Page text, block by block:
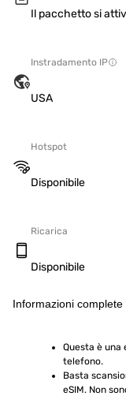
Il pacchetto si
Instradamento IP
USA
Hotspot
Disponibile
Ricarica
Disponibile
Informazioni
Questa è una
telefono.
Basta
eSIM. Non